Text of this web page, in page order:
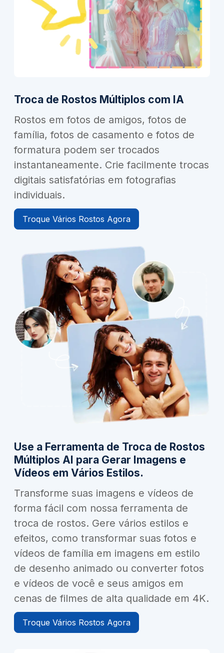
Troca de Rostos Múltiplos com IA
Rostos em fotos de amigos, fotos de
família, fotos de casamento e fotos de
formatura podem ser trocados
instantaneamente. Crie facilmente trocas
digitais satisfatórias em fotografias
individuais.
Troque Vários Rostos Agora
Use a Ferramenta de Troca de Rostos
Múltiplos AI para Gerar Imagens e
Vídeos em Vários Estilos.
Transforme suas imagens e vídeos de
forma fácil com nossa ferramenta de
troca de rostos. Gere vários estilos e
efeitos, como transformar suas fotos e
vídeos de família em imagens em estilo
de desenho animado ou converter fotos
e vídeos de você e seus amigos em
cenas de filmes de alta qualidade em 4K.
Troque Vários Rostos Agora